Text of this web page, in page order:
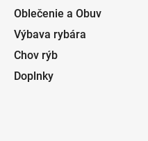
Oblečenie a Obuv
Výbava rybára
Chov rýb
Doplnky